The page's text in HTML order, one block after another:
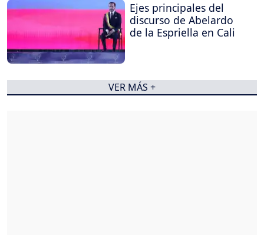
Ejes principales del
discurso de Abelardo
de la Espriella en Cali
VER MÁS +